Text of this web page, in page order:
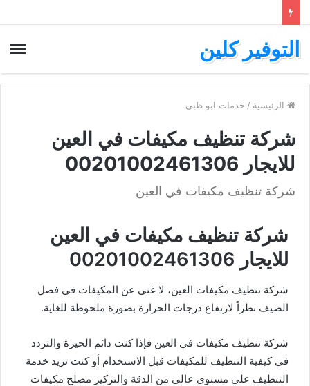
التوفير كلين
الرئيسية / خدمات ابو ظبي
شركة تنظيف مكيفات في العين
للايجار 00201002461306
شركة تنظيف مكيفات في العين
شركة تنظيف مكيفات في العين
للايجار 00201002461306
شركة تنظيف مكيفات العين، لا غنى عن المكيفات في فصل
الصيف نظراً لارتفاع درجات الحرارة بصورة ملحوظة للغاية.
شركة تنظيف مكيفات في العين فإذا كنت دائم الحيرة والتردد
في كيفية التنظيف للمكيفات قبل الاستخدام أو كنت تريد خدمة
التنظيف على مستوى عالي من الدقة والتركيز مصلح مكيفات